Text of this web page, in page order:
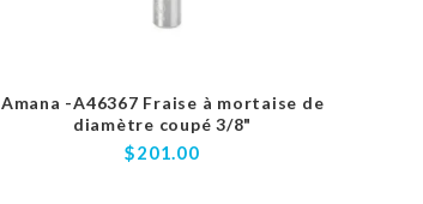
Amana -A46367 Fraise à mortaise de
diamètre coupé 3/8"
$201.00